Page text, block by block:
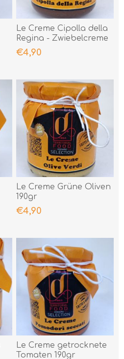
Le Creme Cipolla della
Regina - Zwiebelcreme
- 190gr
€4,90
Le Creme Grüne Oliven
190gr
€4,90
Le Creme getrocknete
Tomaten 190gr